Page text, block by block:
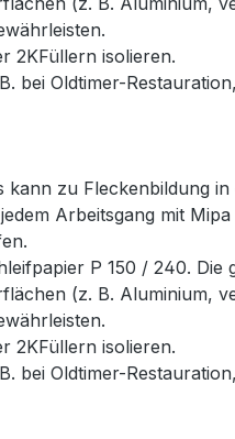
2KFüllern isolieren.
bei Oldtimer-
zu Fleckenbildung
Arbeitsgang mit
P 150 / 240.
(z. B. Aluminium,
2KFüllern isolieren.
bei Oldtimer-